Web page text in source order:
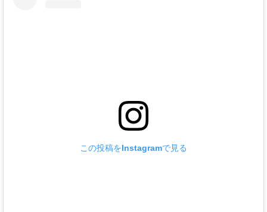
この投稿をInstagramで見る